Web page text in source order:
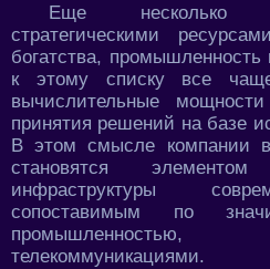
Еще несколько
стратегическими
богатства,
к этому списку все
вычислительные
принятия решений на базе
В этом смысле компании
становятся
инфраструктуры
сопоставимым по
промышленностью,
телекоммуникациями.